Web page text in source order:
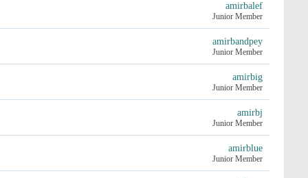
amirbalef
Junior Member
amirbandpey
Junior Member
amirbig
Junior Member
amirbj
Junior Member
amirblue
Junior Member